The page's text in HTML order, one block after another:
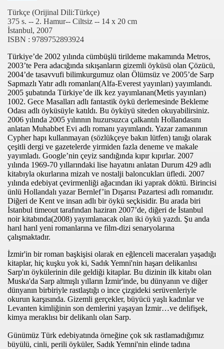
Türkçe (Orijinal Dili:Türkçe)
375 s. -- 2. Hamur-- Ciltsiz -- 14 x 20 cm
İstanbul, 2007
ISBN : 9789752893924
Türkiye’de 2002 yılında cümbüşlü tirildeme makamında Metros,
2003’te Pera adacığında sıkışanların gizemli öyküsü olan Çözücü,
2004’de tasavvufi bilimkurgumuz olan Ölümsüz ve 2005’de Sarp
Sapmazlı Yatır adlı romanları(Alfa-Everest yayınları) yayımlandı.
2005 şubatında Türkiye’de ilk kez yayımlanan(Metis yayınları)
1002. Gece Masalları adlı fantastik öykü derlemesinde Bekleme
Odası adlı öyküsüyle katıldı. Bu öyküyü siteden okuyabilirsiniz.
2006 yılında 2005 yılınnın huzursuzca çalkantılı Hollandasını
anlatan Muhabbet Evi adlı romanı yayımlandı. Yazar zamanının
Cypher hapı kullanmayan (sözlükçeye bakın lütfen) tanığı olarak
çeşitli dergi ve gazetelerde yirmiden fazla deneme ve makale
yayımladı. Google’nin çeyiz sandığında kıpır kıpırlar. 2007
yılında 1969-70 yıllarındaki lise hayatını anlatan Durum 429 adlı
kitabıyla okurlarına mizah ve nostalji baloncukları üfledi. 2007
yılında edebiyat çevirmenliği ağacından iki yaprak döktü. Birincisi
ünlü Hollandalı yazar Bernlef’in Dışarısı Pazartesi adlı romanıdır.
Diğeri de Kent ve insan adlı bir öykü seçkisidir. Bu arada biri
İstanbul timeout tarafından haziran 2007’de, diğeri de İstanbul
noir kitabında(2008) yayımlanacak olan iki öykü yazdı. Şu anda
harıl harıl yeni romanlarına ve film-dizi senaryolarına
çalışmaktadır.
İzmir'in bir roman başkişisi olarak en eğlenceli maceraları yaşadığı
kitaplar, hiç kuşku yok ki, Sadık Yemni'nin haşarı delikanlısı
Sarp'ın öykülerinin dile geldiği kitaplar. Bu dizinin ilk kitabı olan
Muska'da Sarp altmışlı yılların İzmir'inde, bu dünyanın ve diğer
dünyanın birbiriyle rastlaştığı o ince çizgideki serüvenleriyle
okurun karşısında. Gizemli gerçekler, büyücü yaşlı kadınlar ve
Levanten kimliğinin son demlerini yaşayan İzmir…ve delifişek,
kimya meraklısı bir delikanlı olan Sarp.
Günümüz Türk edebiyatında örneğine çok sık rastlamadığımız
büyülü, cinli, perili öyküler, Sadık Yemni'nin elinde tadına
İSTİYORUM